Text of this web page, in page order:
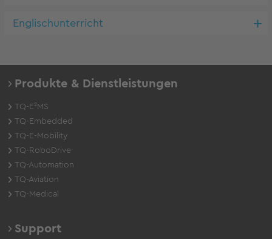
Englischunterricht
Produkte & Dienstleistungen
TQ-E²MS
TQ-Embedded
TQ-E-Mobility
TQ-RoboDrive
TQ-Automation
TQ-Aviation
TQ-Medical
Support